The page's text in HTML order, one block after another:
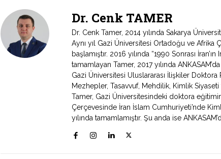
Dr. Cenk TAMER
Dr. Cenk Tamer, 2014 yılında Sakarya
Aynı yıl Gazi Üniversitesi Ortadoğu ve Afrika
başlamıştır. 2016 yılında “1990 Sonrası
tamamlayan Tamer, 2017 yılında
Gazi Üniversitesi Uluslararası İlişkiler Doktora
Mezhepler, Tasavvuf, Mehdilik, Kimlik
Tamer, Gazi Üniversitesindeki doktora
Çerçevesinde İran İslam Cumhuriyeti’nde
yılında tamamlamıştır. Şu anda ise